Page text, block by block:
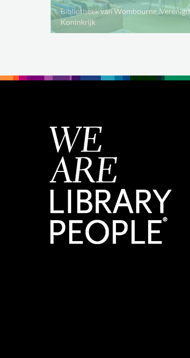
Bibliotheek van Wombourne, Verenigd
Koninkrijk